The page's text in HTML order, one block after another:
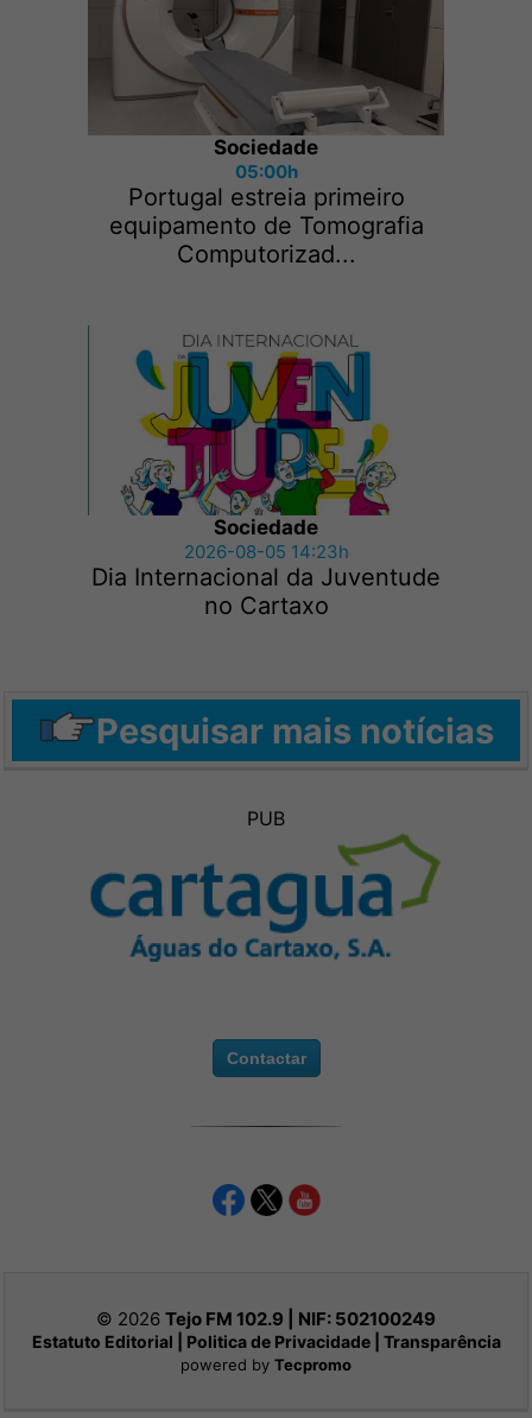
Sociedade
05:00h
Portugal estreia primeiro
equipamento de Tomografia
Computorizad...
Sociedade
2026-08-05 14:23h
Dia Internacional da Juventude
no Cartaxo
Pesquisar mais notícias
PUB
Contactar
© 2026 Tejo FM 102.9 | NIF: 502100249
Estatuto Editorial Politica de Privacidade| Transparência
powered by Tecpromo